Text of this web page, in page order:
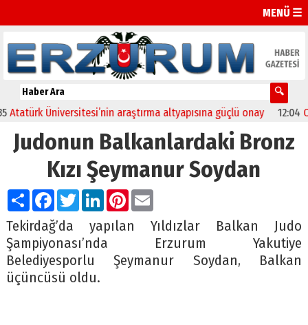
MENÜ ☰
Üniversitesi’nin araştırma altyapısına güçlü onay 12:04
Judonun Balkanlardaki Bronz
Kızı Şeymanur Soydan
PaylaşFacebook
TwitterLinkedIn
Pinterest
Email
Tekirdağ’da yapılan Yıldızlar Balkan Judo
Şampiyonası’nda Erzurum Yakutiye
Belediyesporlu Şeymanur Soydan, Balkan
üçüncüsü oldu.